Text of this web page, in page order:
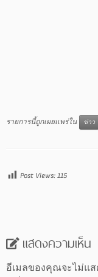
รายการนี้ถูกเผยแพร่ใน ข่าว
Post Views: 115
แสดงความเห็น
อีเมลของคุณจะไม่แ